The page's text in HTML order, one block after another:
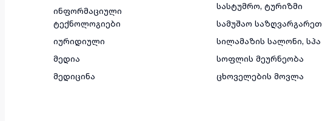
ინფორმაციული
ტექნოლოგიები
იურიდიული
მედია
მედიცინა
სასტუმრო, ტურიზმი
სამუშაო საზღვარგარეთ
სილამაზის სალონი, სპა
სოფლის მეურნეობა
ცხოველების მოვლა